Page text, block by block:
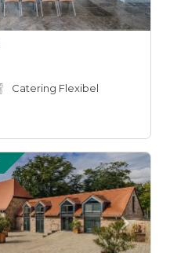
Catering Flexibel